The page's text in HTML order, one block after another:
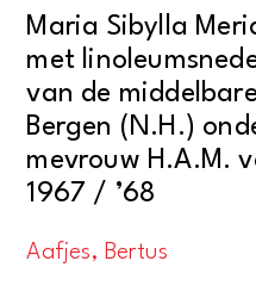
Maria Sibylla
met
van de
Bergen (N.H.)
mevrouw H.A.M.
1967 / ’68
Aafjes, Bertus